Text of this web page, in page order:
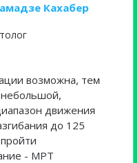
Кахабер
возможна, тем
движения
до 125
- МРТ